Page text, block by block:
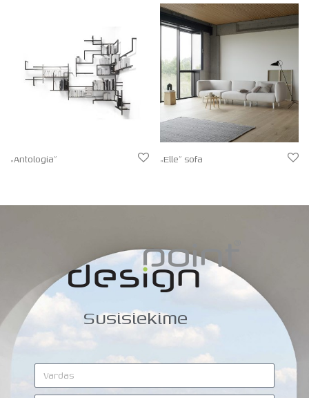
„Antologia” „Elle” sofa
Susisiekime